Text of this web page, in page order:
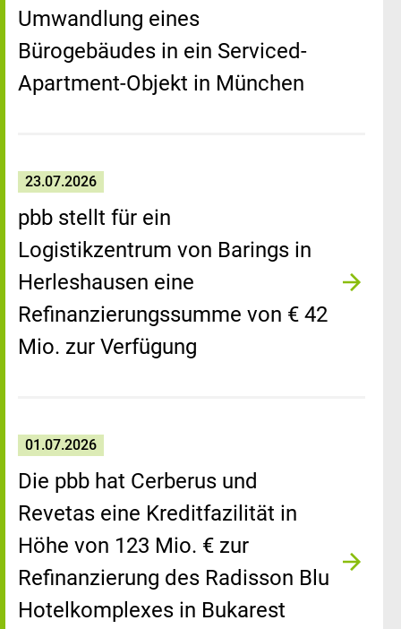
Umwandlung eines
Bürogebäudes in ein Serviced-
Apartment-Objekt in München
23.07.2026
pbb stellt für ein
Logistikzentrum von Barings in
Herleshausen eine
Refinanzierungssumme von € 42
Mio. zur Verfügung
01.07.2026
Die pbb hat Cerberus und
Revetas eine Kreditfazilität in
Höhe von 123 Mio. € zur
Refinanzierung des Radisson Blu
Hotelkomplexes in Bukarest